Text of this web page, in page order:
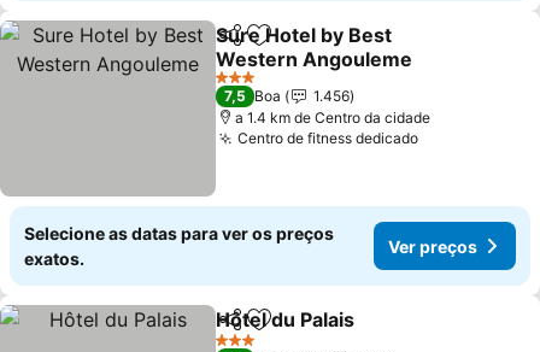
PartilharAdicionar aos favoritos
Sure Hotel by Best
Western Angouleme
3 Estrelas
7,5 Boa
1.456
a 1.4 km de Centro da cidade
Centro de fitness dedicado
Selecione as datas para ver os preços
exatos.
Ver preços
PartilharAdicionar aos favoritos
Hôtel du Palais
3 Estrelas